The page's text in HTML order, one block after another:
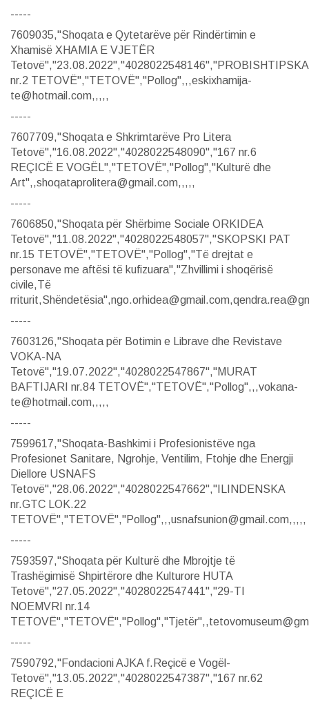
-----
7609035,"Shoqata e Qytetarëve për Rindërtimin e
Xhamisë XHAMIA E VJETËR
Tetovë","23.08.2022","4028022548146","PROBISHTIPSKA
nr.2 TETOVË","TETOVË","Pollog",,,eskixhamija-
te@hotmail.com,,,,,
-----
7607709,"Shoqata e Shkrimtarëve Pro Litera
Tetovë","16.08.2022","4028022548090","167 nr.6
REÇICË E VOGËL","TETOVË","Pollog","Kulturë dhe
Art",,shoqataprolitera@gmail.com,,,,,
-----
7606850,"Shoqata për Shërbime Sociale ORKIDEA
Tetovë","11.08.2022","4028022548057","SKOPSKI PAT
nr.15 TETOVË","TETOVË","Pollog","Të drejtat e
personave me aftësi të kufizuara","Zhvillimi i shoqërisë
civile,Të
-----
7603126,"Shoqata për Botimin e Librave dhe Revistave
VOKA-NA
Tetovë","19.07.2022","4028022547867","MURAT
BAFTIJARI nr.84 TETOVË","TETOVË","Pollog",,,vokana-
te@hotmail.com,,,,,
-----
7599617,"Shoqata-Bashkimi i Profesionistëve nga
Profesionet Sanitare, Ngrohje, Ventilim, Ftohje dhe Energji
Diellore USNAFS
Tetovë","28.06.2022","4028022547662","ILINDENSKA
nr.GTC LOK.22
TETOVË","TETOVË","Pollog",,,usnafsunion@gmail.com,,,,,
-----
7593597,"Shoqata për Kulturë dhe Mbrojtje të
Trashëgimisë Shpirtërore dhe Kulturore HUTA
Tetovë","27.05.2022","4028022547441","29-TI
NOEMVRI nr.14
-----
7590792,"Fondacioni AJKA f.Reçicë e Vogël-
Tetovë","13.05.2022","4028022547387","167 nr.62
REÇICË E